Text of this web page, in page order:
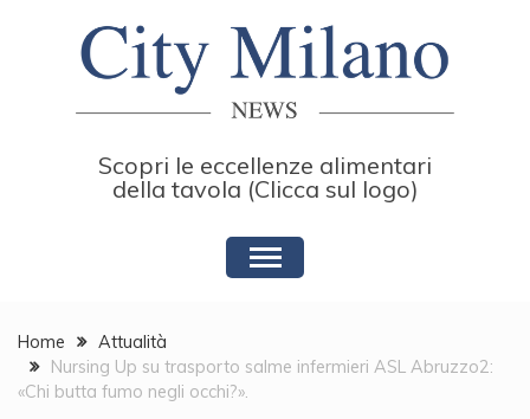
Scopri le eccellenze alimentari
della tavola (Clicca sul logo)
Home
Attualità
Nursing Up su trasporto salme infermieri ASL Abruzzo2:
«Chi butta fumo negli occhi?».